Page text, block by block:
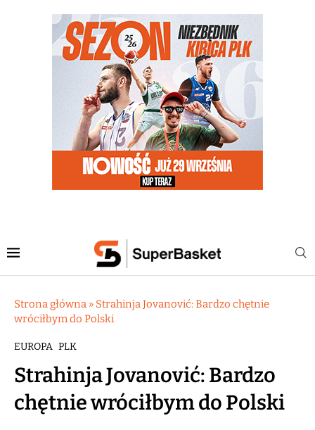
Strona główna » Strahinja Jovanović: Bardzo chętnie
wróciłbym do Polski
EUROPA PLK
Strahinja Jovanović: Bardzo
chętnie wróciłbym do Polski